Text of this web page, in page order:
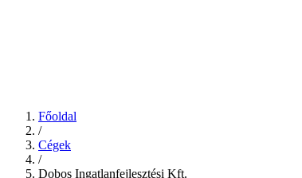
Főoldal
/
Cégek
/
Dobos Ingatlanfejlesztési Kft.